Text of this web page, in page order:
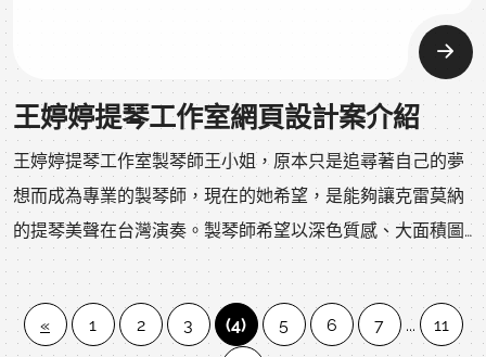
王婷婷提琴工作室網頁設計案介紹
王婷婷提琴工作室製琴師王小姐，原本只是追尋著自己的夢
想而成為專業的製琴師，現在的她希望，是能夠讓克雷莫納
的提琴美聲在台灣演奏。製琴師希望以深色質感、大面積圖
片呈現網頁風格；功能以自行編輯網站文字與內容為設計考
量，分享她個人與眾多製琴師好友們的作品在自己的網站
上。經過討論後，我們瞭解王小姐希望能將她的製琴師好友
« 1 2 3 (4) 5 6 7 ... 11